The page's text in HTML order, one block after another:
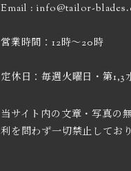
Email : info@tailor-
営業時間：12時～20時
定休日：毎週火曜日・第1,3
当サイト内の文章・写真の
利を問わず一切禁止しており